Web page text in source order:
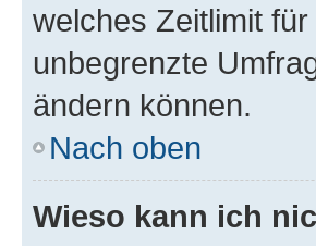
welches Zeitlimit
unbegrenzte
ändern können.
Nach oben
Wieso kann ich